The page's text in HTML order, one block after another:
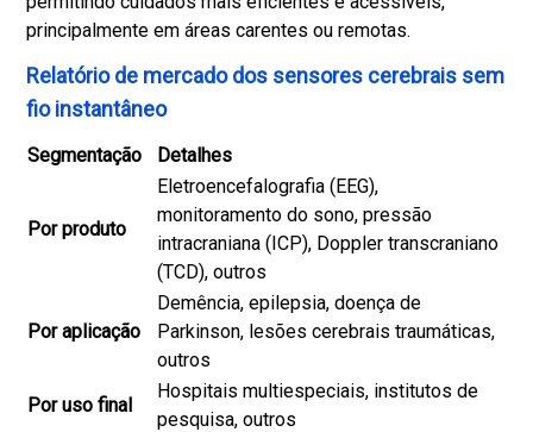
principalmente em áreas carentes ou remotas.
Relatório de mercado dos sensores cerebrais sem
fio instantâneo
Segmentação Detalhes
Por produto
Eletroencefalografia (EEG),
monitoramento do sono, pressão
intracraniana (ICP), Doppler transcraniano
(TCD), outros
Por aplicação
Demência, epilepsia, doença de
Parkinson, lesões cerebrais traumáticas,
outros
Por uso final
Hospitais multiespeciais, institutos de
pesquisa, outros